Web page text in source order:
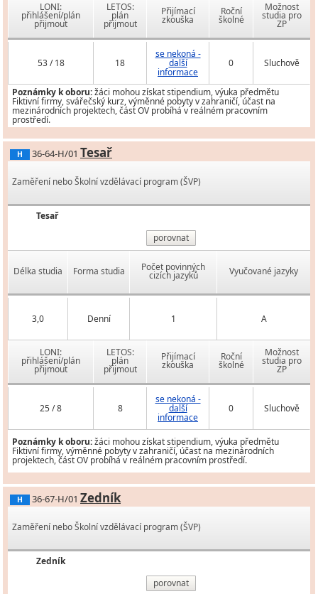
LONI:
přihlášení/plán
přijmout
LETOS:
plán
přijmout
Přijímací
zkouška
Roční
školné
Možnost
studia pro
ZP
53 / 18 18
se nekoná -
další
informace
0 Sluchově
Poznámky k oboru:žáci mohou získat stipendium, výuka předmětu
Fiktivní firmy, svářečský kurz, výměnné pobyty v zahraničí, účast na
mezinárodních projektech, část OV probíhá v reálném pracovním
prostředí.
H 36-64-H/01 Tesař
Zaměření nebo Školní vzdělávací program (ŠVP)
Tesař
porovnat
Délka studia Forma studia Počet povinných
cizích jazyků Vyučované jazyky
3,0 Denní 1 A
LONI:
přihlášení/plán
přijmout
LETOS:
plán
přijmout
Přijímací
zkouška
Roční
školné
Možnost
studia pro
ZP
25 / 8 8
se nekoná -
další
informace
0 Sluchově
Poznámky k oboru:žáci mohou získat stipendium, výuka předmětu
Fiktivní firmy, výměnné pobyty v zahraničí, účast na mezinárodních
projektech, část OV probíhá v reálném pracovním prostředí.
H 36-67-H/01 Zedník
Zaměření nebo Školní vzdělávací program (ŠVP)
Zedník
porovnat